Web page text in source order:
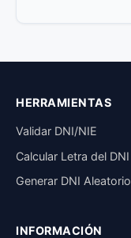
HERRAMIENTAS
Validar DNI/NIE
Calcular Letra del DNI
Generar DNI Aleatorio
INFORMACIÓN